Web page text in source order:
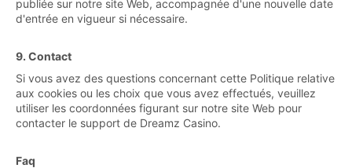
publiée sur notre site Web, accompagnée d'une nouvelle date
d'entrée en vigueur si nécessaire.
9. Contact
Si vous avez des questions concernant cette Politique relative
aux cookies ou les choix que vous avez effectués, veuillez
utiliser les coordonnées figurant sur notre site Web pour
contacter le support de Dreamz Casino.
Faq